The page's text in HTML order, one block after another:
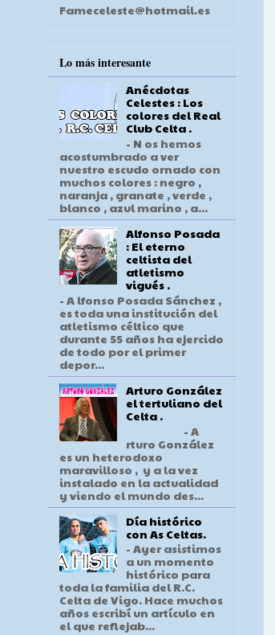
Fameceleste@hotmail.es
Lo más interesante
Anécdotas
Celestes : Los
colores del Real
Club Celta .
- N os hemos
acostumbrado a ver
nuestro escudo ornado con
muchos colores : negro ,
naranja , granate , verde ,
blanco , azul marino , a...
Alfonso Posada
: El eterno
celtista del
atletismo
vigués .
- A lfonso Posada Sánchez ,
es toda una institución del
atletismo céltico que
durante 55 años ha ejercido
de todo por el primer
depor...
Arturo González
el tertuliano del
Celta .
- A
rturo González
es un heterodoxo
maravilloso , y a la vez
instalado en la actualidad
y viendo el mundo des...
Día histórico
con As Celtas.
- Ayer asistimos
a un momento
histórico para
toda la familia del R.C.
Celta de Vigo. Hace muchos
años escribí un artículo en
el que reflejab...